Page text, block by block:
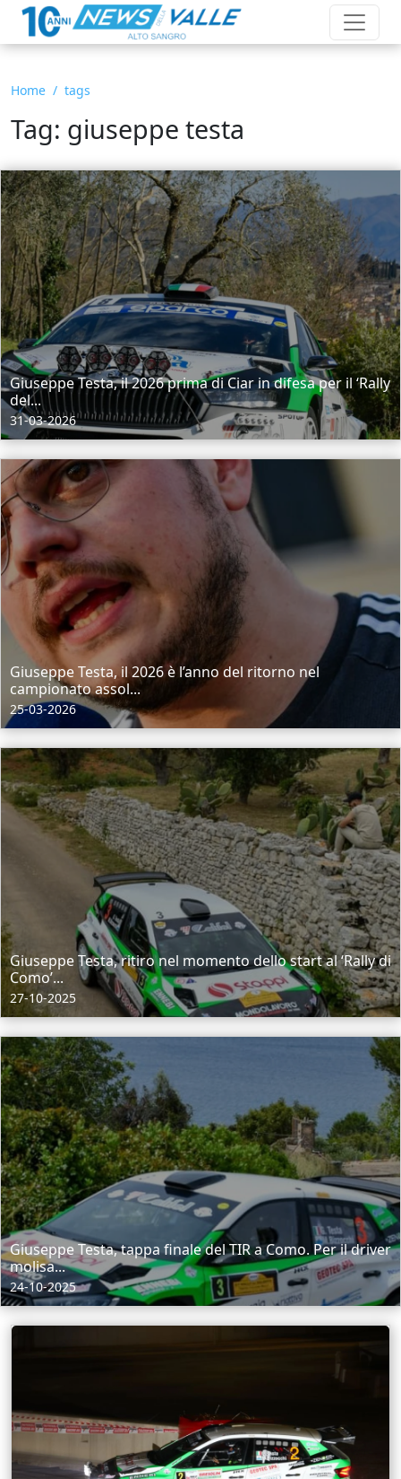
Home tags
Tag: giuseppe testa
Giuseppe Testa, il 2026 prima di Ciar in difesa per il ‘Rally
del...
31-03-2026
Giuseppe Testa, il 2026 è l’anno del ritorno nel
campionato assol...
25-03-2026
Giuseppe Testa, ritiro nel momento dello start al ‘Rally di
Como’...
27-10-2025
Giuseppe Testa, tappa finale del TIR a Como. Per il driver
molisa...
24-10-2025